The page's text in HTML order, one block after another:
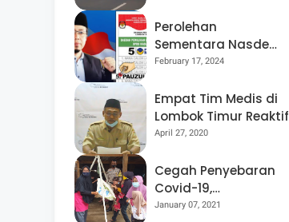
Menggelorakan
Kemerdekaan
Perolehan
Sementara Nasdem
Lobar Tertinggi,
Berpeluang “Rebut”
Kursi Dapil 3
February 17, 2024
Empat Tim Medis di
Lombok Timur Reaktif
April 27, 2020
Cegah Penyebaran
Covid-19,
Bhabinkamtibmas
January 07, 2021